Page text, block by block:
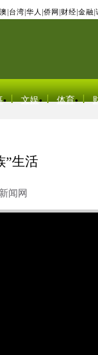
台湾 华人 侨网 财经 金融
文娱 体育
”生活
闻网